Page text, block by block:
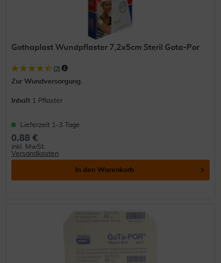
Gothaplast Wundpflaster 7,2x5cm Steril Gota-Por
(2)
Zur Wundversorgung.
Inhalt 1 Pflaster
Lieferzeit 1-3 Tage
0,88 €
inkl. MwSt.
Versandkosten
In den Warenkorb